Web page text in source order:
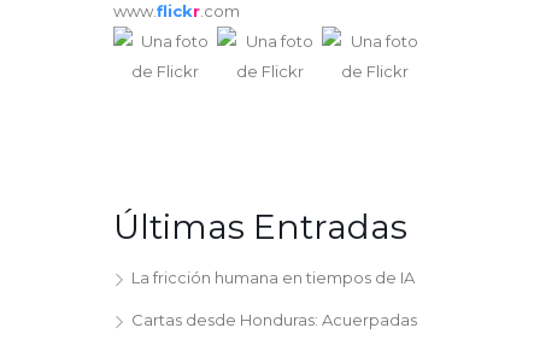
www.flickr.com
Últimas Entradas
La fricción humana en tiempos de IA
Cartas desde Honduras: Acuerpadas